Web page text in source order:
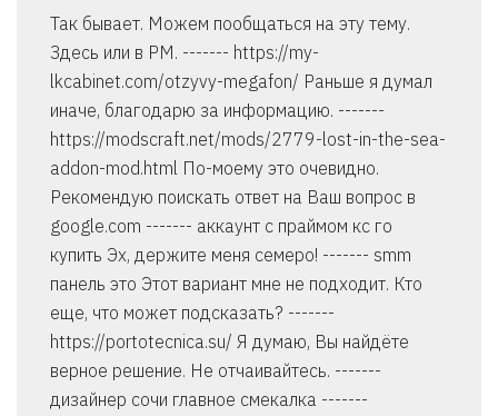
Так бывает. Можем пообщаться на эту тему.
Здесь или в PM. ------- https://my-
lkcabinet.com/otzyvy-megafon/ Раньше я думал
иначе, благодарю за информацию. -------
https://modscraft.net/mods/2779-lost-in-the-sea-
addon-mod.html По-моему это очевидно.
Рекомендую поискать ответ на Ваш вопрос в
google.com ------- аккаунт с праймом кс го
купить Эх, держите меня семеро! ------- smm
панель это Этот вариант мне не подходит. Кто
еще, что может подсказать? -------
https://portotecnica.su/ Я думаю, Вы найдёте
верное решение. Не отчаивайтесь. -------
дизайнер сочи главное смекалка -------